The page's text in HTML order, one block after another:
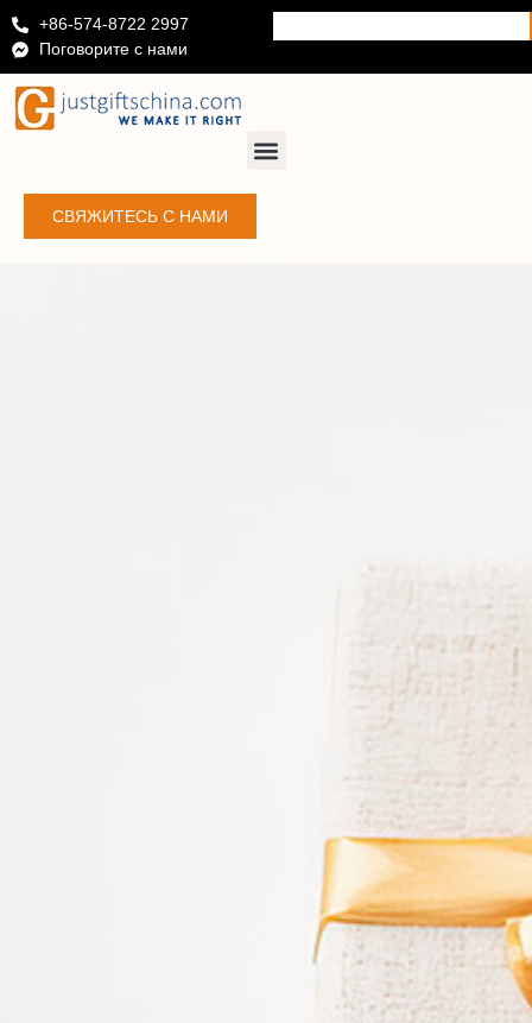
+86-574-8722 2997
Поговорите с нами
СВЯЖИТЕСЬ С НАМИ